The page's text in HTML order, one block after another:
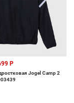
Р
Jogel Camp 2